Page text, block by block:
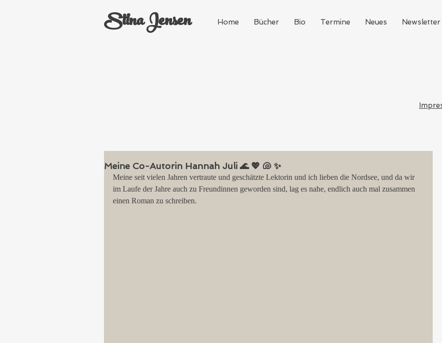
Home Bücher Bio Termine Neues Newsletter
Stina Jensen
Meine Co-Autorin Hannah Juli 🌊 💖 🐚 ✨
Meine seit vielen Jahren vertraute und geschätzte Lektorin und ich lieben die Nordsee, und da wir
im Laufe der Jahre auch zu Freundinnen geworden sind, lag es nahe, endlich auch mal zusammen
einen Roman zu schreiben.